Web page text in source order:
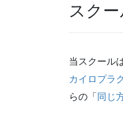
スク
当スクールは
カイロプラ
らの「 同じ